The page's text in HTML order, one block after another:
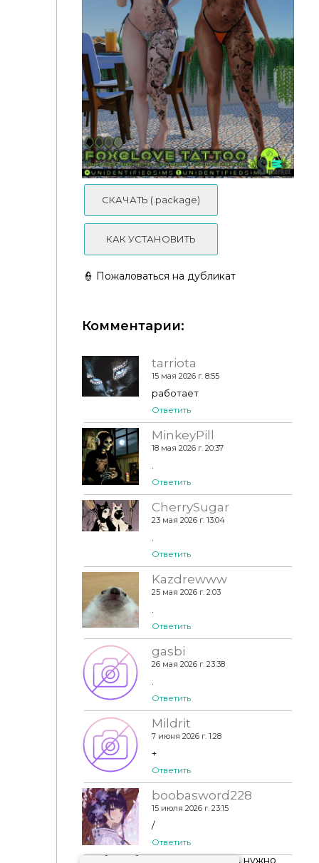
Tattoo “Obsidian” - AlisaSour
Foxglove Tattoo by unidentifiedsims
СКАЧАТЬ (.package)
КАК УСТАНОВИТЬ
👮 Пожаловаться на дубликат
Комментарии:
tarriota
15 мая 2026 г. 8:55
работает
Ответить
MinkeyPill
18 мая 2026 г. 20:37
.
Ответить
CherrySugar
23 мая 2026 г. 13:04
.
Ответить
Kazdrewww
25 мая 2026 г. 2:03
.
Ответить
gasbi
26 мая 2026 г. 23:38
.
Ответить
Mildrit
7 июня 2026 г. 1:28
+
Ответить
boobasword228
15 июля 2026 г. 23:15
/
Ответить